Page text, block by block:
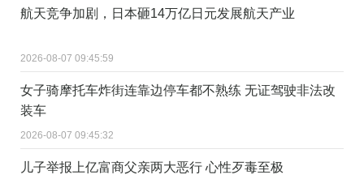
航天竞争加剧，日本砸14万亿日元发展航天产业
2026-08-07 09:45:59
女子骑摩托车炸街连靠边停车都不熟练 无证驾驶非法改
装车
2026-08-07 09:45:32
儿子举报上亿富商父亲两大恶行 心性歹毒至极